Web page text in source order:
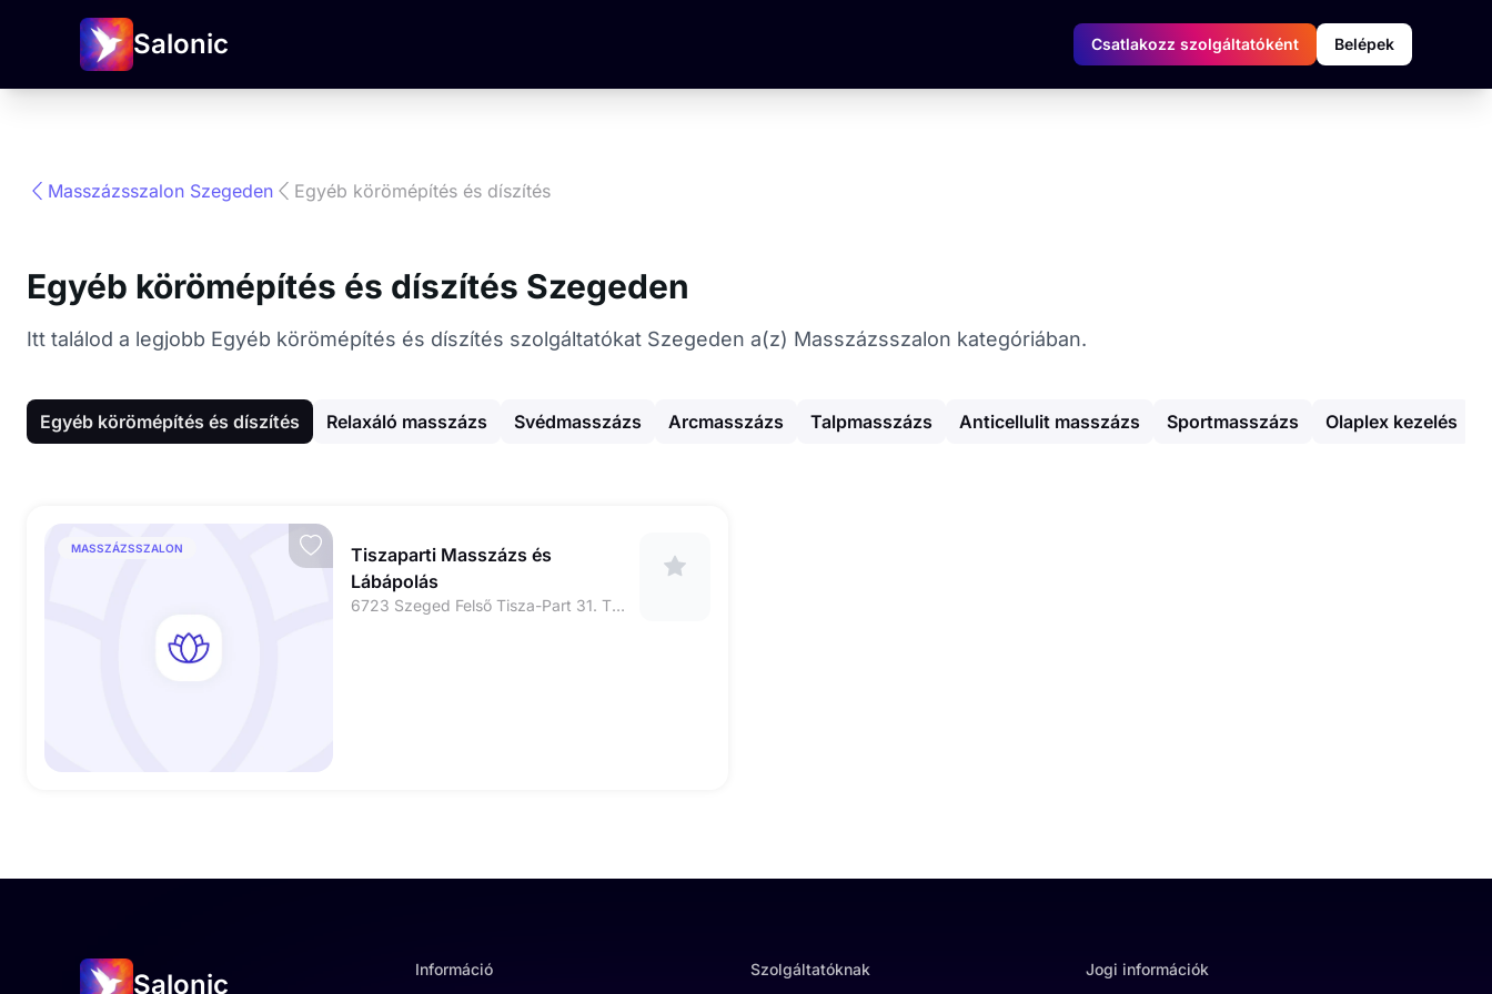
Salonic Csatlakozz szolgáltatóként Belépek
Masszázsszalon Szegeden Egyéb körömépítés és díszítés
Egyéb körömépítés és díszítés Szegeden
Itt találod a legjobb Egyéb körömépítés és díszítés szolgáltatókat Szegeden a(z) Masszázsszalon kategóriában.
Egyéb körömépítés és díszítés Relaxáló masszázs Svédmasszázs Arcmasszázs Talpmasszázs Anticellulit masszázs Sportmasszázs Olaplex kezelés
MASSZÁZSSZALON
Tiszaparti Masszázs és
Lábápolás
6723 Szeged Felső Tisza-Part 31. Tiszaparti Szépségszalon
Salonic Információ Szolgáltatóknak Jogi információk